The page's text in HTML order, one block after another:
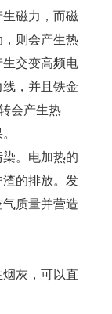
磁力，而磁
则会产生热
交变高频电
，并且铁金
会产生热
。电加热的
的排放。发
质量并营造
灰，可以直